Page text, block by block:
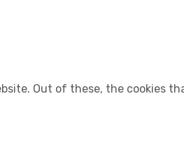
Out of these, the cookies